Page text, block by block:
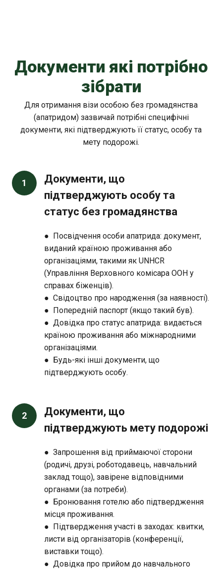
Документи які потрібно
зібрати
Для отримання візи особою без громадянства
(апатридом) зазвичай потрібні специфічні
документи, які підтверджують її статус, особу та
мету подорожі.
1
Документи, що
підтверджують особу та
статус без громадянства
● Посвідчення особи апатрида: документ,
виданий країною проживання або
організаціями, такими як UNHCR
(Управління Верховного комісара ООН у
справах біженців).
● Свідоцтво про народження (за наявності).
● Попередній паспорт (якщо такий був).
● Довідка про статус апатрида: видається
країною проживання або міжнародними
організаціями.
● Будь-які інші документи, що
підтверджують особу.
2
Документи, що
підтверджують мету подорожі
● Запрошення від приймаючої сторони
(родичі, друзі, роботодавець, навчальний
заклад тощо), завірене відповідними
органами (за потреби).
● Бронювання готелю або підтвердження
місця проживання.
● Підтвердження участі в заходах: квитки,
листи від організаторів (конференції,
виставки тощо).
● Довідка про прийом до навчального